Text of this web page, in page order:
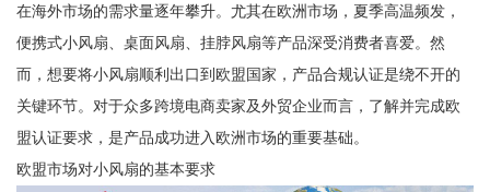
在海外市场的需求量逐年攀升。尤其在欧洲市场，夏季高温频发，
便携式小风扇、桌面风扇、挂脖风扇等产品深受消费者喜爱。然
而，想要将小风扇顺利出口到欧盟国家，产品合规认证是绕不开的
关键环节。对于众多跨境电商卖家及外贸企业而言，了解并完成欧
盟认证要求，是产品成功进入欧洲市场的重要基础。
欧盟市场对小风扇的基本要求